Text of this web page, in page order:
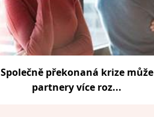
Společně překonaná krize může
partnery více roz...